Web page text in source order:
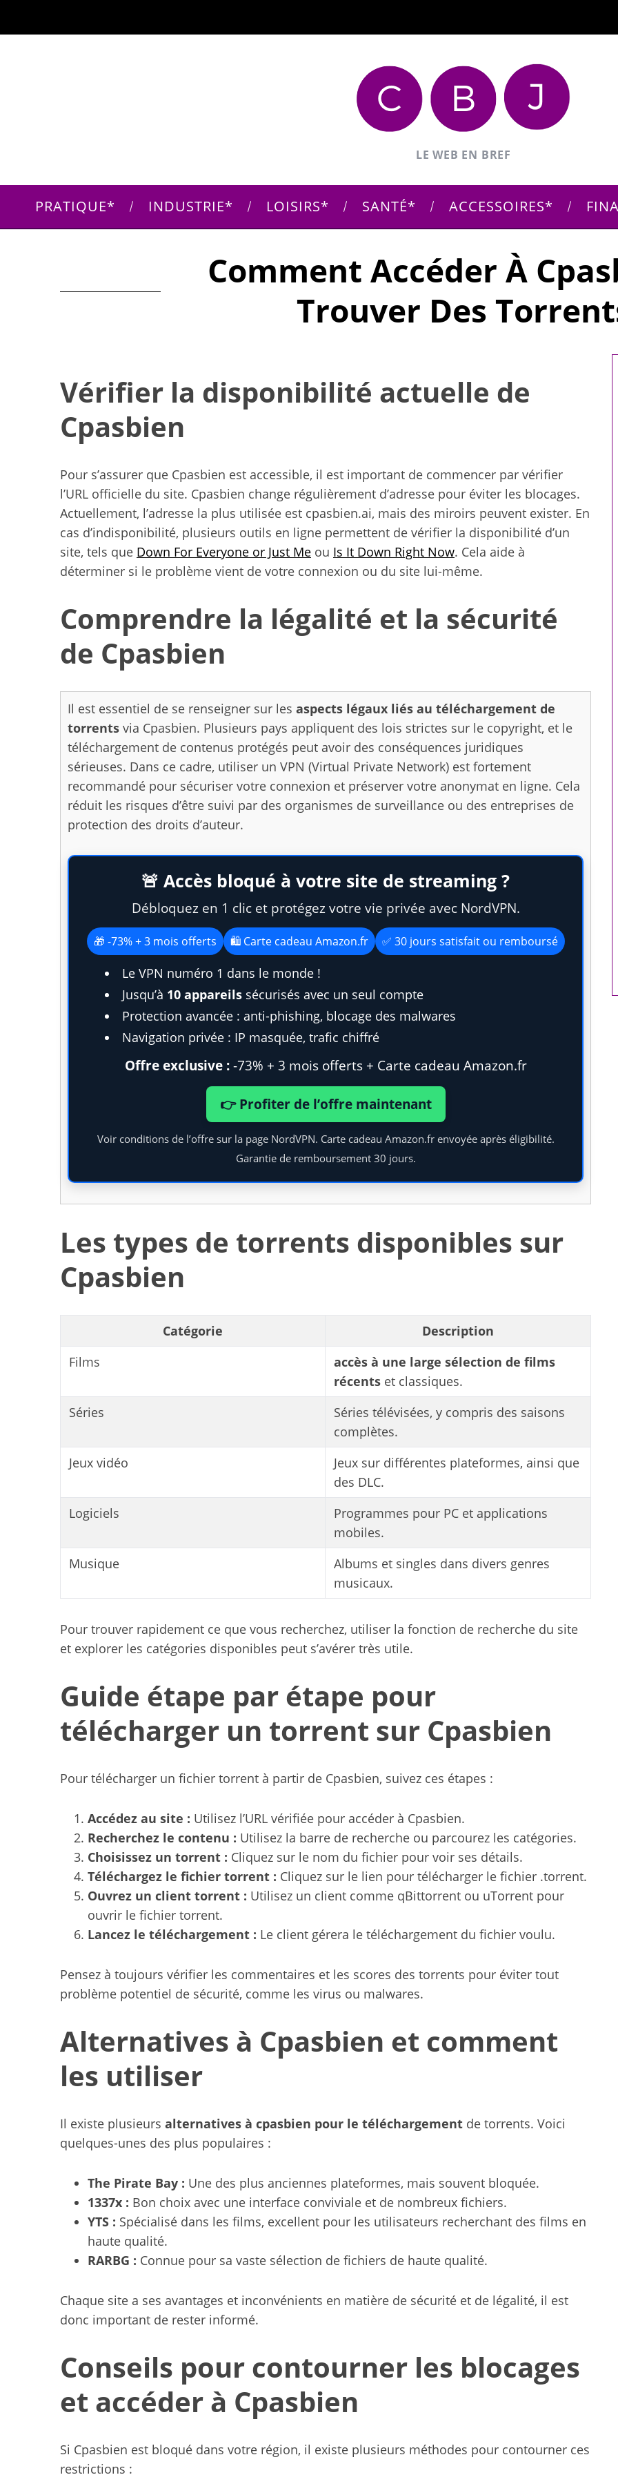
LE WEB EN BREF
PRATIQUE INDUSTRIE LOISIRS SANTÉ ACCESSOIRES
Comment Accéder À
Trouver Des
Vérifier la disponibilité actuelle de
Cpasbien
Pour s’assurer que Cpasbien est accessible, il est important de commencer par vérifier
l’URL officielle du site. Cpasbien change régulièrement d’adresse pour éviter les blocages.
Actuellement, l’adresse la plus utilisée est cpasbien.ai, mais des miroirs peuvent exister. En
cas d’indisponibilité, plusieurs outils en ligne permettent de vérifier la disponibilité d’un
site, tels que Down For Everyone or Just Me ou Is It Down Right Now. Cela aide à
déterminer si le problème vient de votre connexion ou du site lui-même.
Comprendre la légalité et la sécurité
de Cpasbien
Il est essentiel de se renseigner sur les aspects légaux liés au téléchargement de
torrents via Cpasbien. Plusieurs pays appliquent des lois strictes sur le copyright, et le
téléchargement de contenus protégés peut avoir des conséquences juridiques
sérieuses. Dans ce cadre, utiliser un VPN (Virtual Private Network) est fortement
recommandé pour sécuriser votre connexion et préserver votre anonymat en ligne. Cela
réduit les risques d’être suivi par des organismes de surveillance ou des entreprises de
protection des droits d’auteur.
🚨 Accès bloqué à votre site de streaming ?
Débloquez en 1 clic et protégez votre vie privée avec NordVPN.
🎁 -73% + 3 mois offerts 🛍️ Carte cadeau Amazon.fr ✅ 30 jours satisfait ou remboursé
Le VPN numéro 1 dans le monde !
Jusqu’à 10 appareils sécurisés avec un seul compte
Protection avancée : anti-phishing, blocage des malwares
Navigation privée : IP masquée, trafic chiffré
Offre exclusive :-73% + 3 mois offerts + Carte cadeau Amazon.fr
👉 Profiter de l’offre maintenant
Voir conditions de l’offre sur la page NordVPN. Carte cadeau Amazon.fr envoyée après éligibilité.
Garantie de remboursement 30 jours.
Les types de torrents disponibles sur
Cpasbien
Catégorie
Description
Films
accès à une large sélection de films
récents et classiques.
Séries
Séries télévisées, y compris des saisons
complètes.
Jeux vidéo
Jeux sur différentes plateformes, ainsi que
des DLC.
Logiciels
Programmes pour PC et applications
mobiles.
Musique
Albums et singles dans divers genres
musicaux.
Pour trouver rapidement ce que vous recherchez, utiliser la fonction de recherche du site
et explorer les catégories disponibles peut s’avérer très utile.
Guide étape par étape pour
télécharger un torrent sur Cpasbien
Pour télécharger un fichier torrent à partir de Cpasbien, suivez ces étapes :
Accédez au site : Utilisez l’URL vérifiée pour accéder à Cpasbien.
Recherchez le contenu : Utilisez la barre de recherche ou parcourez les catégories.
Choisissez un torrent : Cliquez sur le nom du fichier pour voir ses détails.
Téléchargez le fichier torrent : Cliquez sur le lien pour télécharger le fichier .torrent.
Ouvrez un client torrent : Utilisez un client comme qBittorrent ou uTorrent pour
ouvrir le fichier torrent.
Lancez le téléchargement : Le client gérera le téléchargement du fichier voulu.
Pensez à toujours vérifier les commentaires et les scores des torrents pour éviter tout
problème potentiel de sécurité, comme les virus ou malwares.
Alternatives à Cpasbien et comment
les utiliser
Il existe plusieurs alternatives à cpasbien pour le téléchargement de torrents. Voici
quelques-unes des plus populaires :
The Pirate Bay : Une des plus anciennes plateformes, mais souvent bloquée.
1337x : Bon choix avec une interface conviviale et de nombreux fichiers.
YTS : Spécialisé dans les films, excellent pour les utilisateurs recherchant des films en
haute qualité.
RARBG : Connue pour sa vaste sélection de fichiers de haute qualité.
Chaque site a ses avantages et inconvénients en matière de sécurité et de légalité, il est
donc important de rester informé.
Conseils pour contourner les blocages
et accéder à Cpasbien
Si Cpasbien est bloqué dans votre région, il existe plusieurs méthodes pour contourner ces
restrictions :
Yoga doux à domicile : 5
être
Comment choisir le
système de climatisation
Idées de loisirs pour toute la
famille
Compagnons virtuels : ce
que le premier message
artificielle
f
: